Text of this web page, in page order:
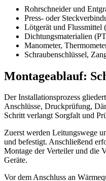
Rohrschneider und
Press- oder
Lötgerät und Flussmittel
Dichtungsmaterialien
Manometer,
Schraubenschlüssel,
Montageablauf:
Der Installationsprozess
Anschlüsse, Druckprüfung,
Schritt verlangt Sorgfalt und
Zuerst werden Leitungswege
und befestigt. Anschließend
Montage der Verteiler und die
Geräte.
Vor dem Anschluss an